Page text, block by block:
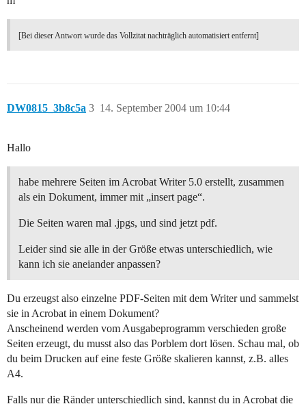
[Bei dieser Antwort wurde das Vollzitat nachträglich automatisiert entfernt]
DW0815_3b8c5a 14. September 2004 um 10:44
3
Hallo
habe mehrere Seiten im Acrobat Writer 5.0 erstellt, zusammen
als ein Dokument, immer mit „insert page“.
Die Seiten waren mal .jpgs, und sind jetzt pdf.
Leider sind sie alle in der Größe etwas unterschiedlich, wie
kann ich sie aneiander anpassen?
Du erzeugst also einzelne PDF-Seiten mit dem Writer und sammelst
sie in Acrobat in einem Dokument?
Anscheinend werden vom Ausgabeprogramm verschieden große
Seiten erzeugt, du musst also das Porblem dort lösen. Schau mal, ob
du beim Drucken auf eine feste Größe skalieren kannst, z.B. alles
A4.
Falls nur die Ränder unterschiedlich sind, kannst du in Acrobat die